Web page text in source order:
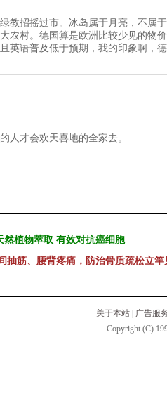
教招摇过市。冰岛属于月亮，不属
农村。德国算是欧洲比较少见的物
英语普及低于预期，我的印象啊，
人才会欢天喜地的全家去。
植物萃取 有效对抗癌细胞
抽筋、腰背疼痛，防治骨质疏松立竿
关于本站
广告服
Copyright (C)